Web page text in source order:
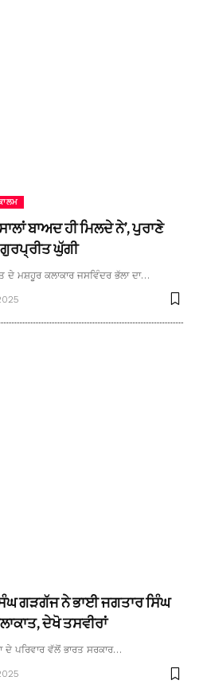
ਬਾਅਦ ਹੀ ਮਿਲਦੇ ਨੇ’, ਪੁਰਾਣੇ
ਗੁਰਪ੍ਰੀਤ ਘੁੱਗੀ
ਦੇ ਮਸ਼ਹੂਰ ਕਲਾਕਾਰ ਜਸਵਿੰਦਰ ਭੱਲਾ ਦਾ…
ਗੜਗੱਜ ਨੇ ਭਾਈ ਜਗਤਾਰ ਸਿੰਘ
ਦੇਖੋ ਤਸਵੀਰਾਂ
ਦੇ ਪਰਿਵਾਰ ਵੱਲੋਂ ਭਾਰਤ ਸਰਕਾਰ…